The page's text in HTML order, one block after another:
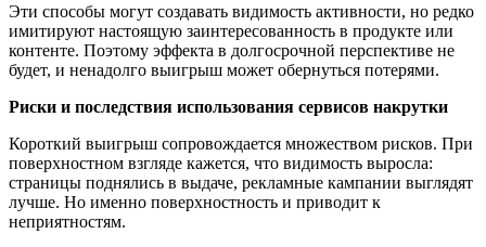
Эти способы могут создавать видимость активности, но редко
имитируют настоящую заинтересованность в продукте или
контенте. Поэтому эффекта в долгосрочной перспективе не
будет, и ненадолго выигрыш может обернуться потерями.
Риски и последствия использования сервисов накрутки
Короткий выигрыш сопровождается множеством рисков. При
поверхностном взгляде кажется, что видимость выросла:
страницы поднялись в выдаче, рекламные кампании выглядят
лучше. Но именно поверхностность и приводит к
неприятностям.